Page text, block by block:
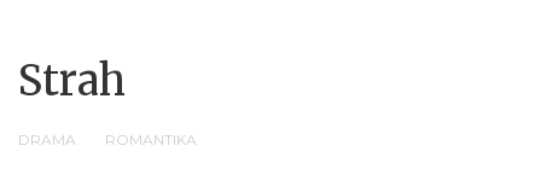
Strah
DRAMA ROMANTIKA